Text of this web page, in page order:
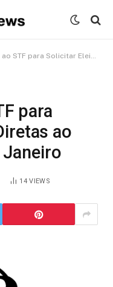
Eleições Diretas ao Governo do Rio de Janeiro
para
ao
Janeiro
14VIEWS